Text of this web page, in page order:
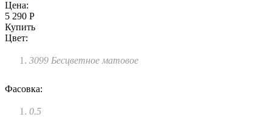
Цена:
5 290 Р
Купить
Цвет:
3099 Бесцветное матовое
Фасовка:
0.5